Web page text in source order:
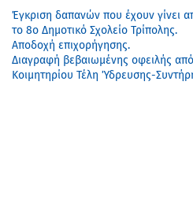
Έγκριση δαπανών που έχουν γίνει
το 8ο Δημοτικό Σχολείο Τρίπολης.
Αποδοχή επιχορήγησης.
Διαγραφή βεβαιωμένης οφειλής
Κοιμητηρίου Τέλη Ύδρευσης-